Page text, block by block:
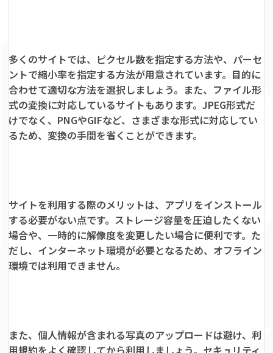
多くのサイトでは、ピクセル数を指定する方法や、パーセ
ントで縮小率を指定する方法が用意されています。目的に
合わせて適切な方法を選択しましょう。また、ファイル形
式の変換に対応しているサイトもあります。JPEG形式だ
けでなく、PNGやGIFなど、さまざまな形式に対応してい
るため、変換の手間を省くことができます。
サイトを利用する際のメリットは、アプリをインストール
する必要がない点です。ストレージ容量を圧迫したくない
場合や、一時的に解像度を変更したい場合に便利です。た
だし、インターネット環境が必要となるため、オフライン
環境では利用できません。
また、個人情報が含まれる写真のアップロードは避け、利